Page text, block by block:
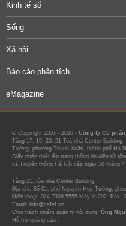
Kinh tế số
Sống
Xã hội
Báo cáo phân tích
eMagazine
© Copyright 2007 - 2026 - Công ty Cổ phần
Tầng 17, 19, 20, 21 Toà nhà Center
Tưởng, phường Thanh Xuân, thành phố Hà
Giấy phép thiết lập trang thông tin điện tử
và Truyền thông Hà Nội cấp ngày 10 tháng 4
Tầng 21, tòa nhà Center Building.
Địa chỉ: Số 01, phố Nguyễn Huy Tưởng,
Điện thoại: 024 7309 5555 Máy lẻ 292. Fax:
Email: info@cafef.vn
Chịu trách nhiệm quản lý nội dung: Ông
Hỗ trợ quảng cáo :